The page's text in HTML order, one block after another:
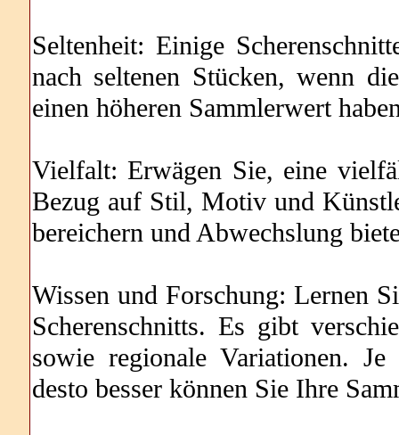
Seltenheit: Einige
nach seltenen Stücken, wenn
einen höheren Sammlerwert
Vielfalt: Erwägen Sie, eine
Bezug auf Stil, Motiv und
bereichern und Abwechslung
Wissen und Forschung: Lernen
Scherenschnitts. Es gibt
sowie regionale Variationen.
desto besser können Sie Ihre